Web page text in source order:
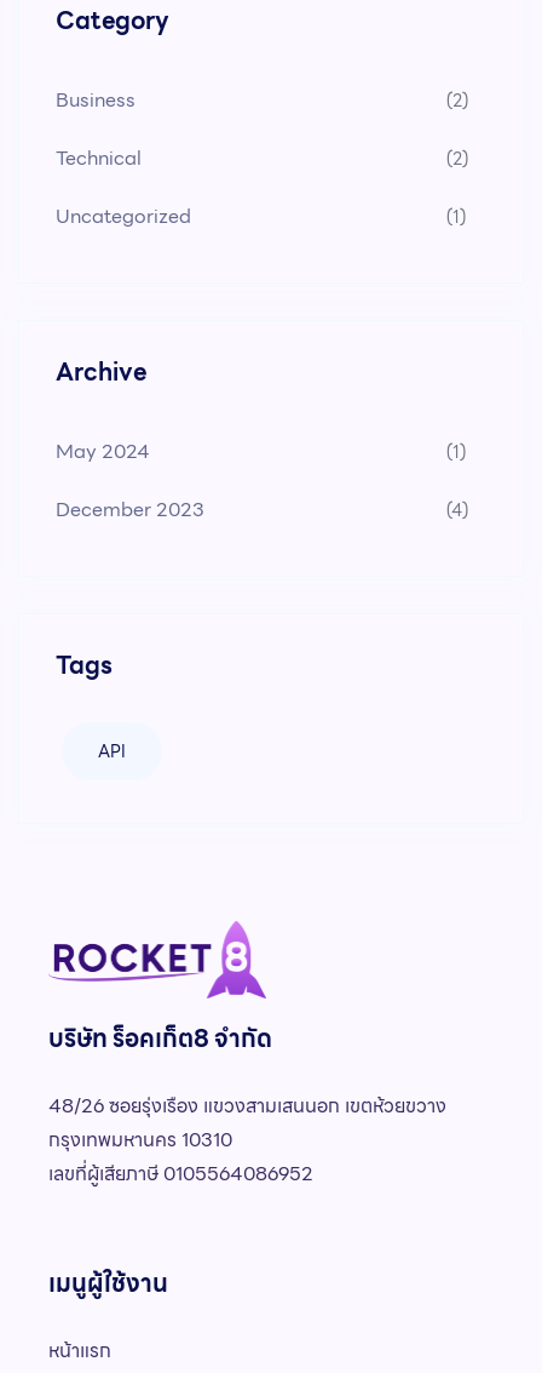
Category
Business (2)
Technical (2)
Uncategorized (1)
Archive
May 2024 (1)
December 2023 (4)
Tags
API
บริษัท ร็อคเก็ต8 จำกัด
48/26 ซอยรุ่งเรือง แขวงสามเสนนอก เขตห้วยขวาง
กรุงเทพมหานคร 10310
เลขที่ผู้เสียภาษี 0105564086952
เมนูผู้ใช้งาน
หน้าแรก